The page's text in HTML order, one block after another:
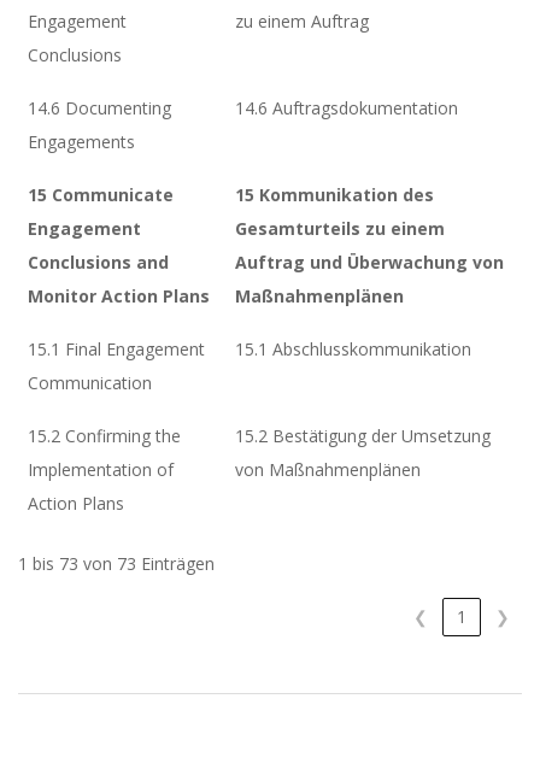
Engagement
Conclusions
zu einem Auftrag
14.6 Documenting
Engagements
14.6 Auftragsdokumentation
15 Communicate
Engagement
Conclusions and
Monitor Action Plans
15 Kommunikation des
Gesamturteils zu einem
Auftrag und Überwachung von
Maßnahmenplänen
15.1 Final Engagement
Communication
15.1 Abschlusskommunikation
15.2 Confirming the
Implementation of
Action Plans
15.2 Bestätigung der Umsetzung
von Maßnahmenplänen
1 bis 73 von 73 Einträgen
❮ 1 ❯